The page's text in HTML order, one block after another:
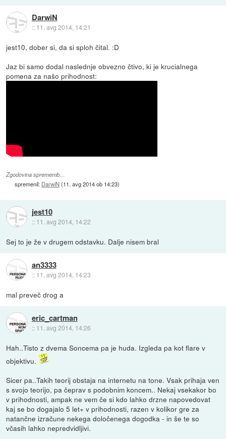
DarwiN
:: 11. avg 2014, 14:21
jest10, dober si, da si sploh čital. :D
Jaz bi samo dodal naslednje obvezno čtivo, ki je krucialnega
pomena za našo prihodnost:
Zgodovina sprememb…
spremenil: DarwiN(11. avg 2014 ob 14:23)
jest10
:: 11. avg 2014, 14:22
Sej to je že v drugem odstavku. Dalje nisem bral
an3333
:: 11. avg 2014, 14:23
mal preveč drog a
eric_cartman
:: 11. avg 2014, 14:26
Hah..Tisto z dvema Soncema pa je huda. Izgleda pa kot flare v
objektivu.
Sicer pa..Takih teorij obstaja na internetu na tone. Vsak prihaja ven
s svojo teorijo, pa čeprav s podobnim koncem.. Nekaj vsekakor bo
v prihodnosti, ampak ne vem če si kdo lahko drzne napovedovat
kaj se bo dogajalo 5 let+ v prihodnosti, razen v kolikor gre za
natančne izračune nekega določenega dogodka - in še te so
včasih lahko nepredvidljivi.